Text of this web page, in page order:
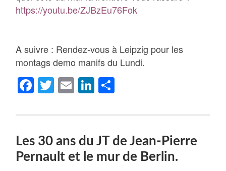
https://youtu.be/ZJBzEu76Fok
A suivre : Rendez-vous à Leipzig pour les
montags demo manifs du Lundi.
Facebook
Twitter
EmailLinkedIn
Les 30 ans du JT de Jean-Pierre
Pernault et le mur de Berlin.